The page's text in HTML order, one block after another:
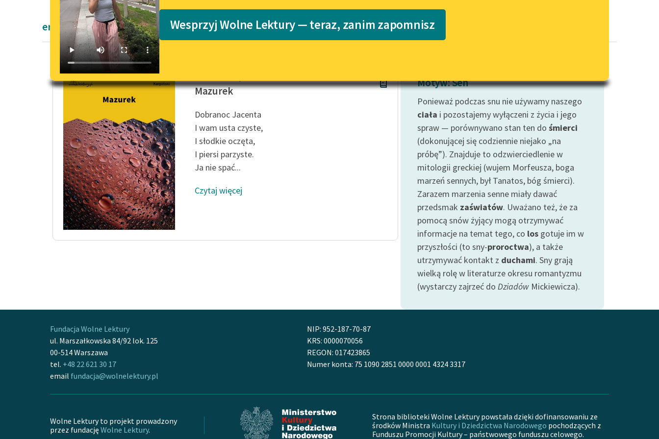
Lektury szkolne i klasyka
literatury do słuchania dla
E-kolekcja lektur szkolnych i
literatury do słuchania dla
Katalog
Katalog w formacie PDF
wrażliwych
Deklaracja dostępności
Wesprzyj Wolne Lektury — teraz, zanim zapomnisz
erotyki Franciszek Karpiński
Mazurek
Dobranoc Jacenta
I wam usta czyste,
I słodkie oczęta,
I piersi parzyste.
Ja nie spać...
Czytaj więcej
Motyw: Sen
Ponieważ podczas snu nie używamy naszego
ciała i pozostajemy wyłączeni z życia i jego
spraw — porównywano stan ten do śmierci
(dokonującej się codziennie niejako „na
próbę”). Znajduje to odzwierciedlenie w
mitologii greckiej (wujem Morfeusza, boga
marzeń sennych, był Tanatos, bóg śmierci).
Zarazem marzenia senne miały dawać
przedsmak zaświatów. Uważano też, że za
pomocą snów żyjący mogą otrzymywać
informacje na temat tego, co los gotuje im w
przyszłości (to sny-proroctwa), a także
utrzymywać kontakt z duchami. Sny grają
wielką rolę w literaturze okresu romantyzmu
(wystarczy zajrzeć do Dziadów Mickiewicza).
Fundacja Wolne Lektury
ul. Marszałkowska 84/92 lok. 125
00-514 Warszawa
tel. +48 22 621 30 17
email fundacja@wolnelektury.pl
NIP: 952-187-70-87
KRS: 0000070056
REGON: 017423865
Numer konta: 75 1090 2851 0000 0001 4324 3317
Wolne Lektury to projekt prowadzony
przez fundację Wolne Lektury.
Strona biblioteki Wolne Lektury powstała dzięki dofinansowaniu ze
środków Ministra Kultury i Dziedzictwa Narodowego pochodzących z
Funduszu Promocji Kultury – państwowego funduszu celowego.